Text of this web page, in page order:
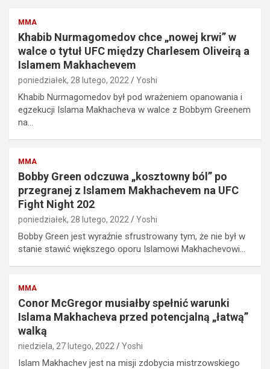
MMA
Khabib Nurmagomedov chce „nowej krwi” w
walce o tytuł UFC między Charlesem Oliveirą a
Islamem Makhachevem
poniedziałek, 28 lutego, 2022 Yoshi
Khabib Nurmagomedov był pod wrażeniem opanowania i
egzekucji Islama Makhacheva w walce z Bobbym Greenem
na…
MMA
Bobby Green odczuwa „kosztowny ból” po
przegranej z Islamem Makhachevem na UFC
Fight Night 202
poniedziałek, 28 lutego, 2022 Yoshi
Bobby Green jest wyraźnie sfrustrowany tym, że nie był w
stanie stawić większego oporu Islamowi Makhachevowi…
MMA
Conor McGregor musiałby spełnić warunki
Islama Makhacheva przed potencjalną „łatwą”
walką
niedziela, 27 lutego, 2022 Yoshi
Islam Makhachev jest na misji zdobycia mistrzowskiego